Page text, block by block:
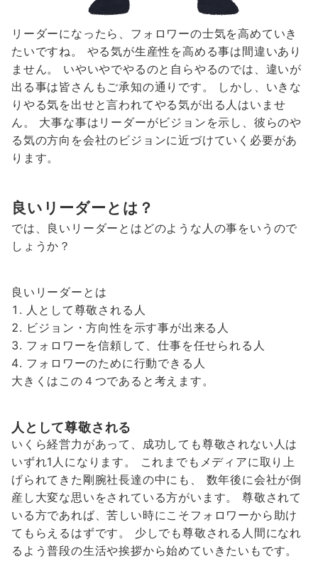
リーダーになったら、フォロワーの士気を高めていき
たいですね。 やる気が生産性を高める事は間違いあり
ません。 いやいやでやるのと自らやるのでは、違いが
出る事は皆さんもご承知の通りです。 しかし、いきな
りやる気を出せと言われてやる気が出る人はいませ
ん。 大事な事はリーダーがビジョンを示し、彼らのや
る気の方向を会社のビジョンに近づけていく必要があ
ります。
良いリーダーとは？
では、良いリーダーとはどのような人の事をいうので
しょうか？
良いリーダーとは
人として尊敬される人
ビジョン・方向性を示す事が出来る人
フォロワーを信頼して、仕事を任せられる人
フォロワーのために行動できる人
大きくはこの４つであると考えます。
人として尊敬される
いくら経営力があって、成功しても尊敬されない人は
いずれ1人になります。 これまでもメディアに取り上
げられてきた剛腕社長達の中にも、 数年後に会社が倒
産し大変な思いをされている方がいます。 尊敬されて
いる方であれば、苦しい時にこそフォロワーから助け
てもらえるはずです。 少しでも尊敬される人間になれ
るよう普段の生活や挨拶から始めていきたいもです。